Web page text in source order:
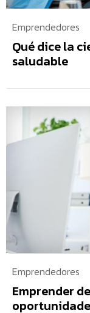
Emprendedores
Qué dice la
saludable
Emprendedores
Emprender